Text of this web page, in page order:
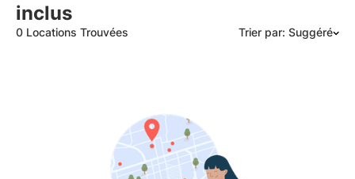
inclus
0 Locations Trouvées Trier par: Suggéré
Date: les plus anciens d’abord